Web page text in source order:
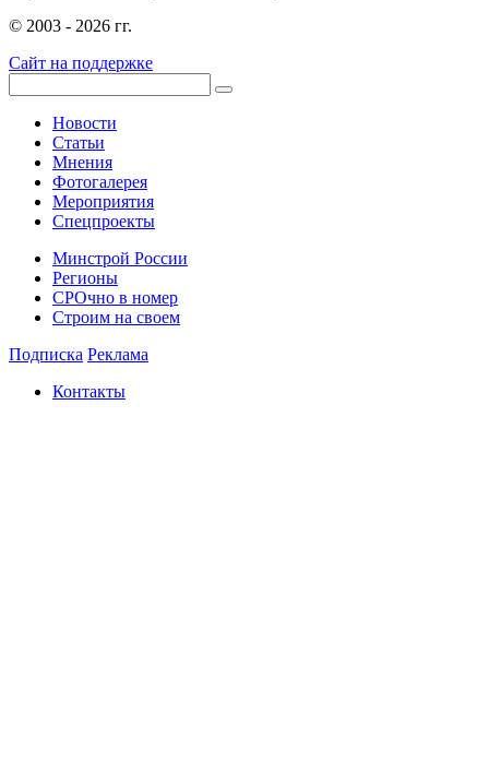
© 2003 - 2026 гг.
Сайт на поддержке
Новости
Статьи
Мнения
Фотогалерея
Мероприятия
Спецпроекты
Минстрой России
Регионы
СРОчно в номер
Строим на своем
Подписка Реклама
Контакты